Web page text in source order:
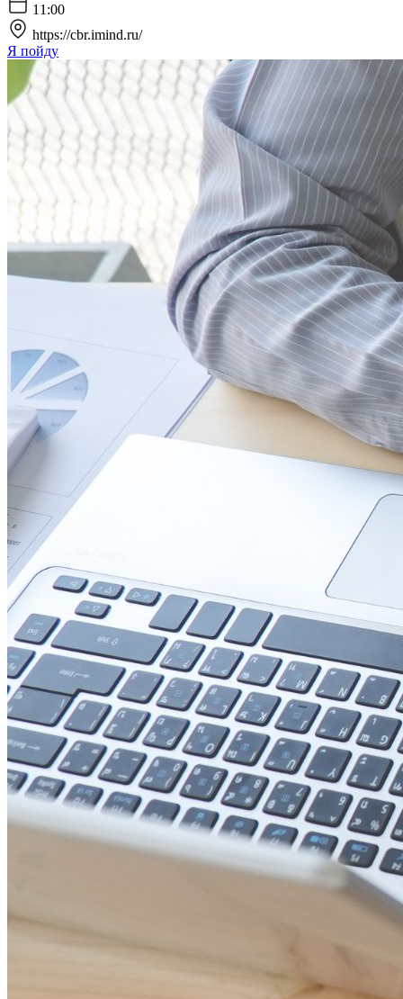
11:00
https://cbr.imind.ru/
Я пойду